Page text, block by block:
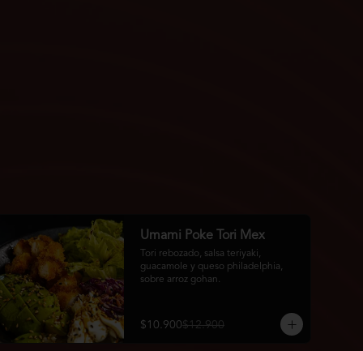
Umami Poke Tori Mex
Tori rebozado, salsa teriyaki,
guacamole y queso philadelphia,
sobre arroz gohan.
$10.900$12.900